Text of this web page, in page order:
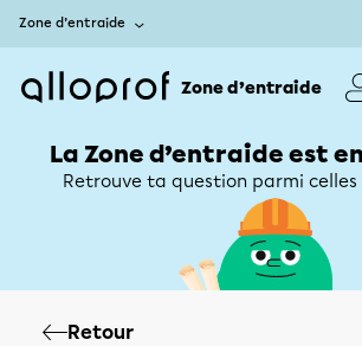
Zone d’entraide
Zone d’entraide
La Zone d’entraide est
Retrouve ta question parmi celles
Retour